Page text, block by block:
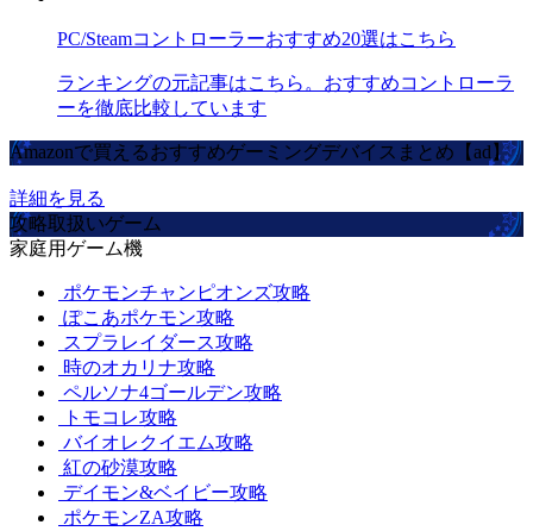
PC/Steamコントローラーおすすめ20選はこちら
ランキングの元記事はこちら。おすすめコントローラ
ーを徹底比較しています
Amazonで買えるおすすめゲーミングデバイスまとめ【ad】
詳細を見る
攻略取扱いゲーム
家庭用ゲーム機
ポケモンチャンピオンズ攻略
ぽこあポケモン攻略
スプラレイダース攻略
時のオカリナ攻略
ペルソナ4ゴールデン攻略
トモコレ攻略
バイオレクイエム攻略
紅の砂漠攻略
デイモン&ベイビー攻略
ポケモンZA攻略